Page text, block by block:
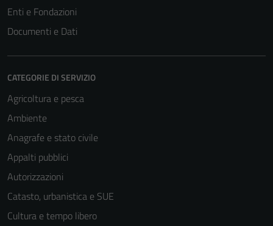
Enti e Fondazioni
Documenti e Dati
CATEGORIE DI SERVIZIO
Agricoltura e pesca
Ambiente
Anagrafe e stato civile
Appalti pubblici
Autorizzazioni
Catasto, urbanistica e SUE
Cultura e tempo libero